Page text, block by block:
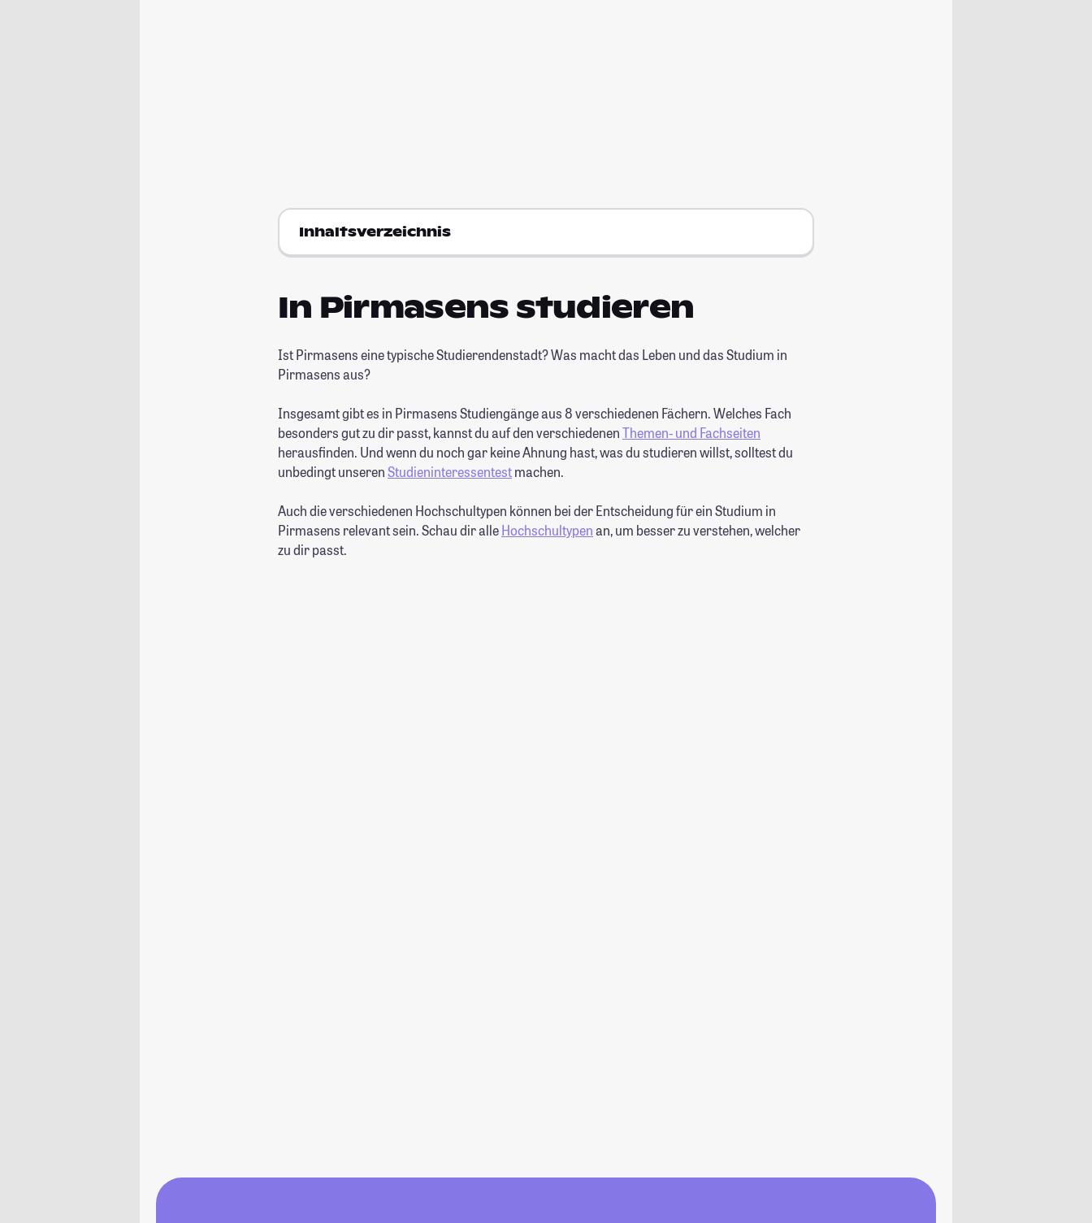
Inhaltsverzeichnis
In Pirmasens studieren
Ist Pirmasens eine typische Studierendenstadt? Was macht das Leben und das Studium in
Pirmasens aus?
Insgesamt gibt es in Pirmasens Studiengänge aus 8 verschiedenen Fächern. Welches Fach
besonders gut zu dir passt, kannst du auf den verschiedenenThemen- und Fachseiten
herausfinden. Und wenn du noch gar keine Ahnung hast, was du studieren willst, solltest du
unbedingt unserenStudieninteressentestmachen.
Auch die verschiedenen Hochschultypen können bei der Entscheidung für ein Studium in
Pirmasens relevant sein. Schau dir alleHochschultypenan, um besser zu verstehen, welcher
zu dir passt.